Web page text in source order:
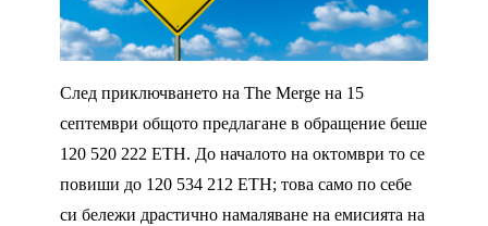
След приключването на The Merge на 15
септември общото предлагане в обращение беше
120 520 222 ETH. До началото на октомври то се
повиши до 120 534 212 ETH; това само по себе
си бележи драстично намаляване на емисията на